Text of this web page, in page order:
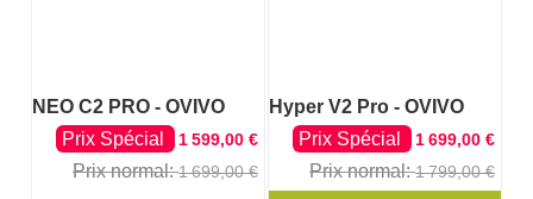
NEO C2 PRO - OVIVO
Prix Spécial
1 599,00 €
Prix normal 1 699,00 €
Hyper V2 Pro - OVIVO
Prix Spécial
1 699,00 €
Prix normal 1 799,00 €